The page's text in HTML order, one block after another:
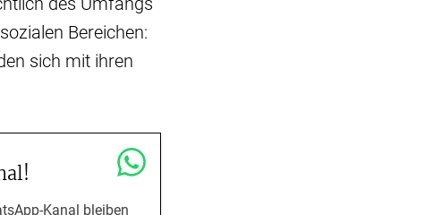
Bereichen:
sich mit ihren
Kanal bleiben